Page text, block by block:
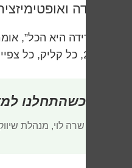
מדידה
“המדידה היא הכל”,
2025, כל קליק, כל צפייה, כל פעולה ניתנים למדידה ולאופטימיזציה.
“כשהתחלנו
– שרה לוי, מנהלת